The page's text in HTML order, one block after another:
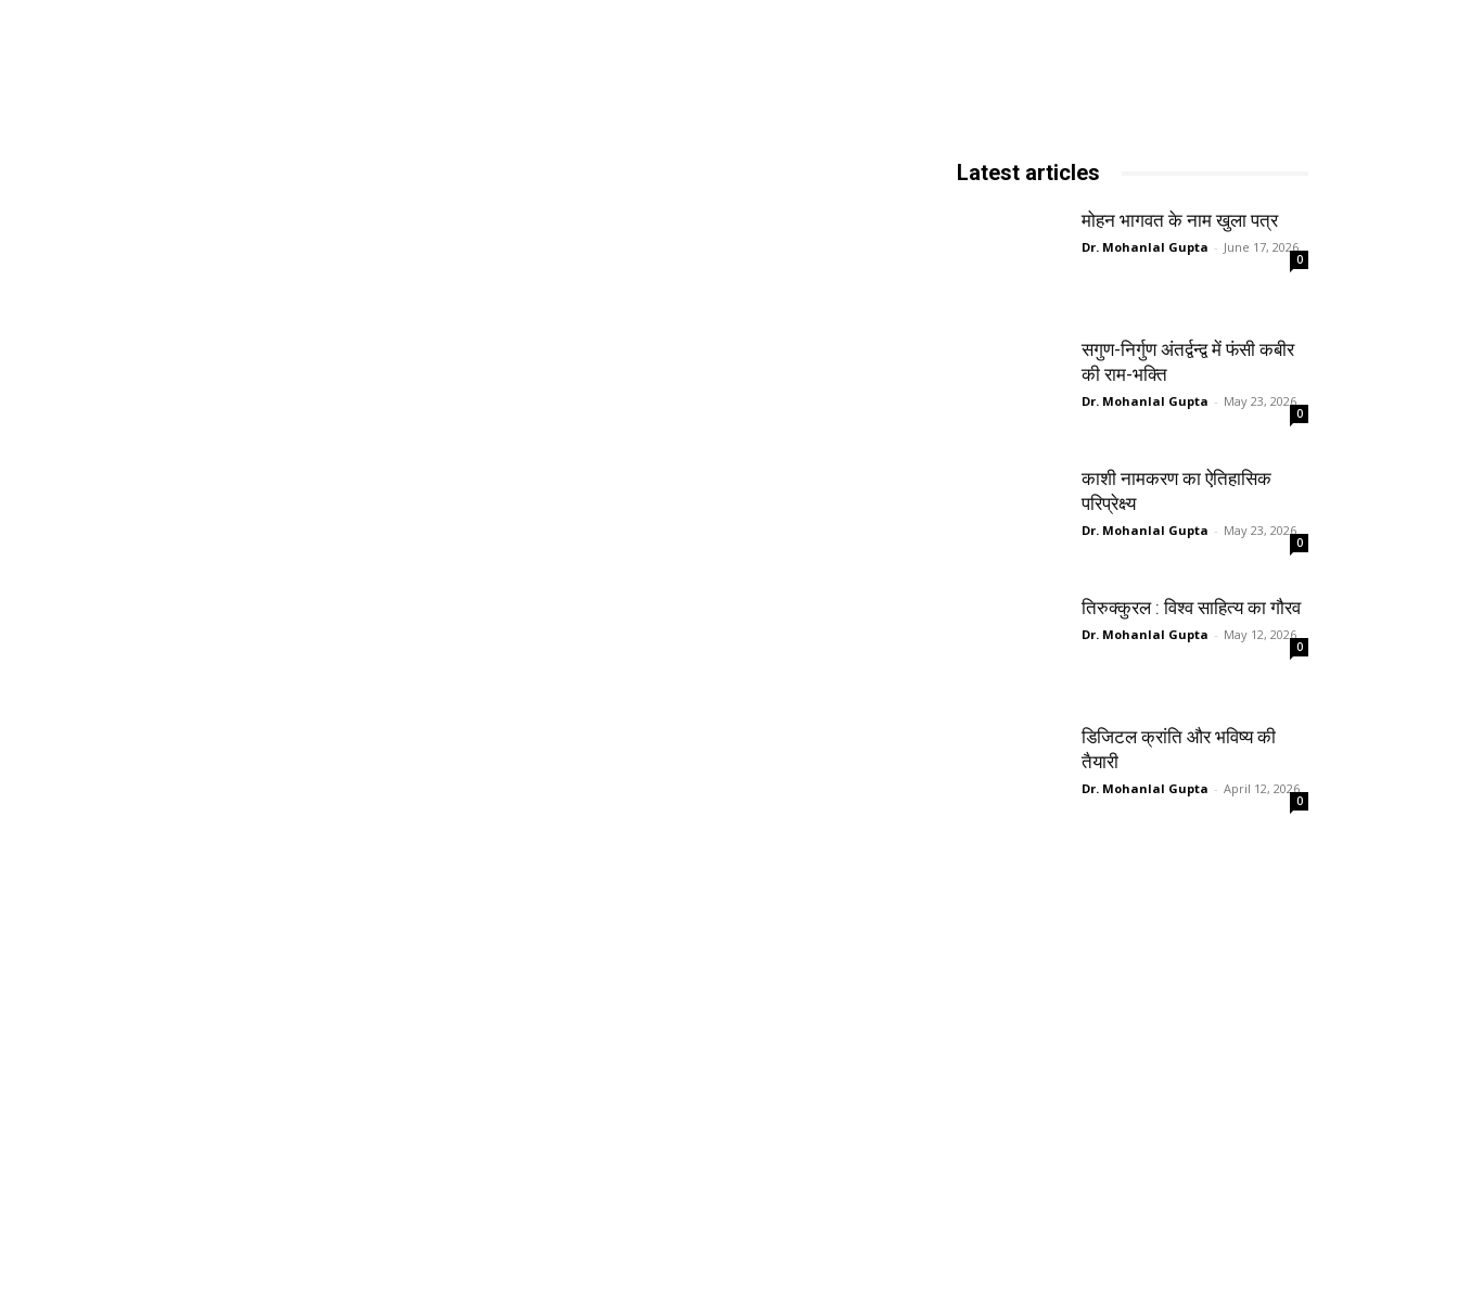
Latest articles
मोहन भागवत के नाम खुला पत्र
Dr. Mohanlal Gupta - June 17, 2026
0
सगुण-निर्गुण अंतर्द्वन्द्व में फंसी कबीर
की राम-भक्ति
Dr. Mohanlal Gupta - May 23, 2026
0
काशी नामकरण का ऐतिहासिक
परिप्रेक्ष्य
Dr. Mohanlal Gupta - May 23, 2026
0
तिरुक्कुरल : विश्व साहित्य का गौरव
Dr. Mohanlal Gupta - May 12, 2026
0
डिजिटल क्रांति और भविष्य की
तैयारी
Dr. Mohanlal Gupta - April 12, 2026
0